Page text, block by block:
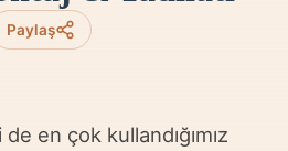
Paylaş
en çok kullandığımız